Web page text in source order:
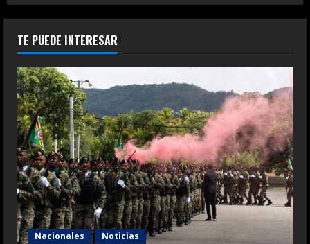
TE PUEDE INTERESAR
Nacionales Noticias